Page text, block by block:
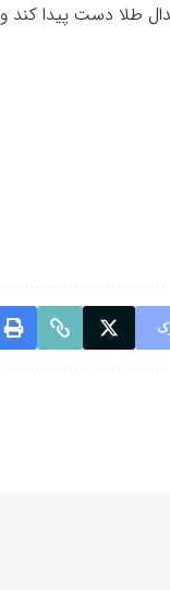
طلا دست پیدا کند و